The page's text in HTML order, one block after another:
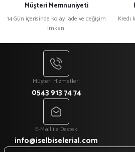
₺ 200 ₺ 200
%33
Gri Mantar Aşçı Kepi
%33
Turkuaz Mantar Aşçı Kepi Siyah
Müşteri Memnuniyeti
14 Gün içerisinde kolay iade ve değişim
imkanı
Kredi
Müşteri Hizmetleri
0543 913 74 74
E-Mail ile Destek
info@iselbiselerial.com